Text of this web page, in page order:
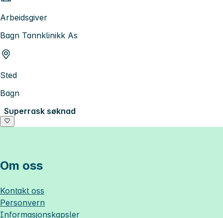
Arbeidsgiver
Bagn Tannklinikk As
Sted
Bagn
Superrask søknad
Om oss
Kontakt oss
Personvern
Informasjonskapsler